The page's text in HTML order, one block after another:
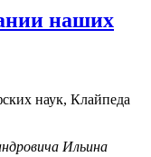
наших
наук, Клайпеда
Ильина